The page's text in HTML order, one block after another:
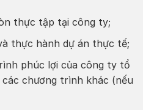
thực tập tại công ty;
thực hành dự án thực tế;
phúc lợi của công ty tổ
chương trình khác (nếu